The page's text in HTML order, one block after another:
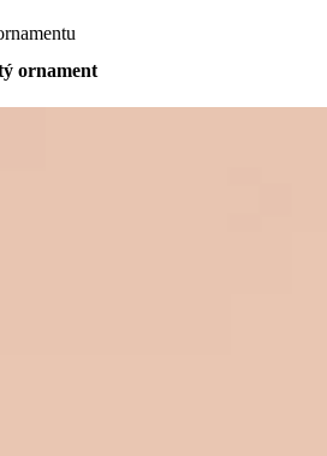
ornament